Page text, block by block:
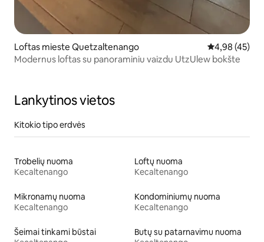
Loftas mieste Quetzaltenango Vidutinis
4,98 (45)
Modernus loftas su panoraminiu vaizdu UtzUlew bokšte
Lankytinos vietos
Kitokio tipo erdvės
Trobelių nuoma
Kecaltenango
Loftų nuoma
Kecaltenango
Mikronamų nuoma
Kecaltenango
Kondominiumų nuoma
Kecaltenango
Šeimai tinkami būstai
Butų su patarnavimu nuoma